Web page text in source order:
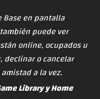
Base en pantalla
puede ver
online, ocupados u
declinar o cancelar
a la vez.
Library y Home